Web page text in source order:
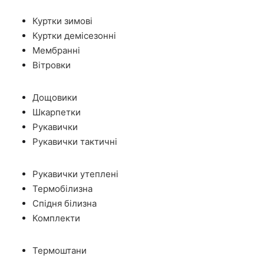
Куртки зимові
Куртки демісезонні
Мембранні
Вітровки
Дощовики
Шкарпетки
Рукавички
Рукавички тактичні
Рукавички утеплені
Термобілизна
Спідня білизна
Комплекти
Термоштани